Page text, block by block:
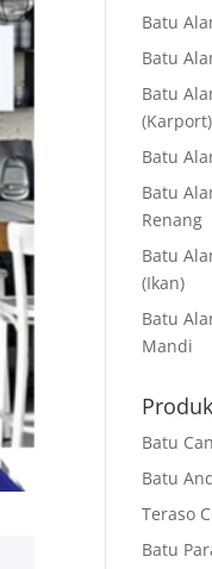
Batu
Batu
Batu
(Karport)
Batu
Batu
Renang
Batu
(Ikan)
Batu
Mandi
Batu
Batu
Teraso
Batu